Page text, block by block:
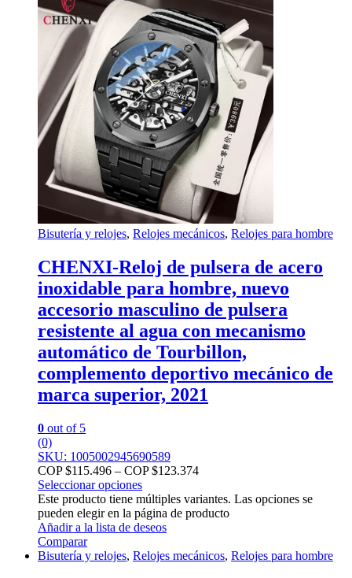
Bisutería y relojes, Relojes mecánicos, Relojes para hombre
CHENXI-Reloj de pulsera de acero
inoxidable para hombre, nuevo
accesorio masculino de pulsera
resistente al agua con mecanismo
automático de Tourbillon,
complemento deportivo mecánico de
marca superior, 2021
0 out of 5
(0)
SKU: 1005002945690589
COP $115.496 – COP $123.374
Seleccionar opciones
Este producto tiene múltiples variantes. Las opciones se
pueden elegir en la página de producto
Añadir a la lista de deseos
Comparar
Bisutería y relojes, Relojes mecánicos, Relojes para hombre